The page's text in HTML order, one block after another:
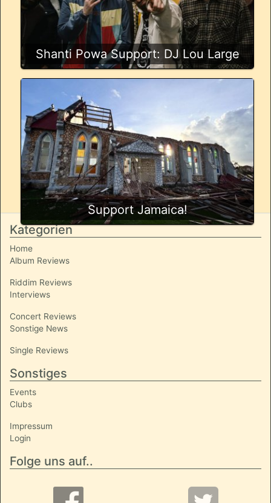
Shanti Powa Support: DJ Lou Large
Support Jamaica!
Kategorien
Home
Album Reviews
Riddim Reviews
Interviews
Concert Reviews
Sonstige News
Single Reviews
Sonstiges
Events
Clubs
Impressum
Login
Folge uns auf..